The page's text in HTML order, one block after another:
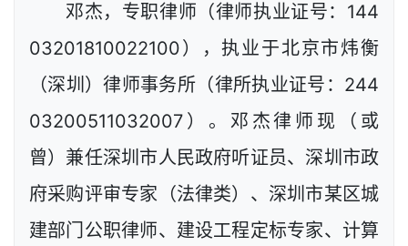
邓杰，专职律师（律师执业证号：144
03201810022100），执业于北京市炜衡
（深圳）律师事务所（律所执业证号：244
03200511032007）。邓杰律师现（或
曾）兼任深圳市人民政府听证员、深圳市政
府采购评审专家（法律类）、深圳市某区城
建部门公职律师、建设工程定标专家、计算